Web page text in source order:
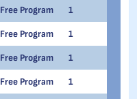
Free Program 1
Free Program 1
Free Program 1
Free Program 1